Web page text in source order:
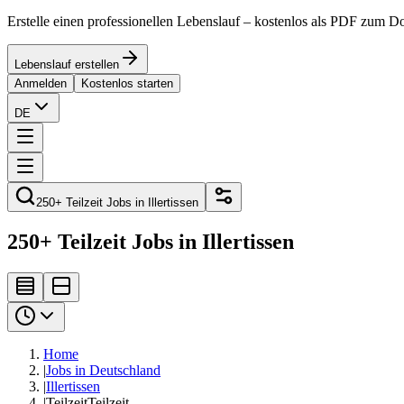
Erstelle einen professionellen Lebenslauf – kostenlos als PDF zum
Lebenslauf erstellen
Anmelden
Kostenlos starten
DE
250+ Teilzeit Jobs in Illertissen
250+ Teilzeit Jobs in Illertissen
Home
|Jobs in Deutschland
|Illertissen